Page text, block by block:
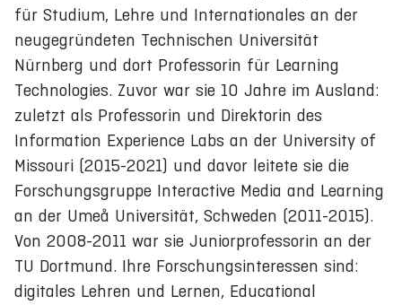
für Studium, Lehre und Internationales an der
neugegründeten Technischen Universität
Nürnberg und dort Professorin für Learning
Technologies. Zuvor war sie 10 Jahre im Ausland:
zuletzt als Professorin und Direktorin des
Information Experience Labs an der University of
Missouri (2015-2021) und davor leitete sie die
Forschungsgruppe Interactive Media and Learning
an der Umeå Universität, Schweden (2011-2015).
Von 2008-2011 war sie Juniorprofessorin an der
TU Dortmund. Ihre Forschungsinteressen sind:
digitales Lehren und Lernen, Educational